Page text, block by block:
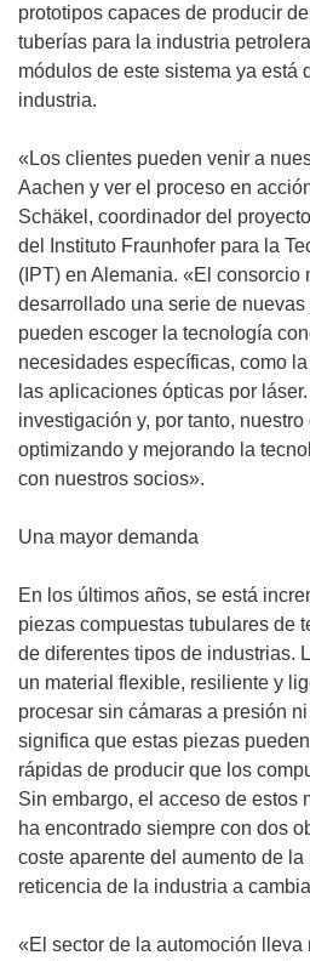
prototipos capaces de producir
tuberías para la industria
módulos de este sistema ya está
industria.
«Los clientes pueden venir a
Aachen y ver el proceso en
Schäkel, coordinador del
del Instituto Fraunhofer para la
(IPT) en Alemania. «El consorcio
desarrollado una serie de
pueden escoger la tecnología
necesidades específicas, como
las aplicaciones ópticas por
investigación y, por tanto,
optimizando y mejorando la
con nuestros socios».
Una mayor demanda
En los últimos años, se está
piezas compuestas tubulares de
de diferentes tipos de industrias.
un material flexible, resiliente y
procesar sin cámaras a presión
significa que estas piezas
rápidas de producir que los
Sin embargo, el acceso de estos
ha encontrado siempre con dos
coste aparente del aumento de la
reticencia de la industria a
«El sector de la automoción lleva